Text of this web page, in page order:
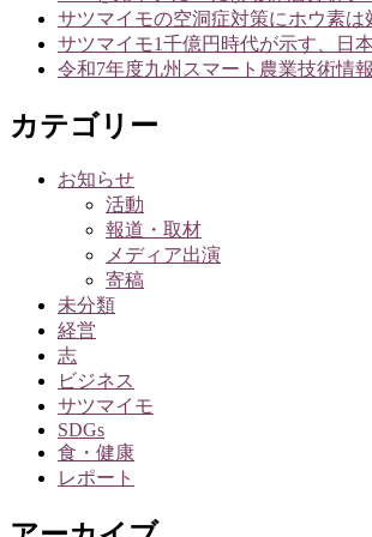
サツマイモの空洞症対策にホウ素は
サツマイモ1千億円時代が示す、日
令和7年度九州スマート農業技術情
カテゴリー
お知らせ
活動
報道・取材
メディア出演
寄稿
未分類
経営
志
ビジネス
サツマイモ
SDGs
食・健康
レポート